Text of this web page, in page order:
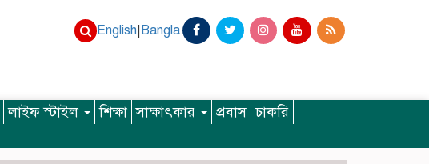
English Bangla
লাইফ স্টাইল শিক্ষা সাক্ষাৎকার প্রবাস চাকরি